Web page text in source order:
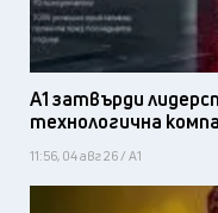
А1 затвърди
технологична
11:56, 04 авг 26 / А1